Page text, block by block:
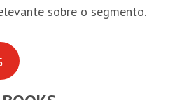
sobre o segmento.